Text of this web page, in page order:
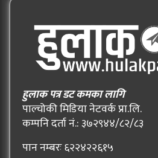
हुलाक पत्र डट कमका लागि
पाल्चोकी मिडिया नेटवर्क प्रा.लि.
कम्पनि दर्ता नं.: ३७२९४४/८२/८३
पान नम्बरः ६२२४२२६१५